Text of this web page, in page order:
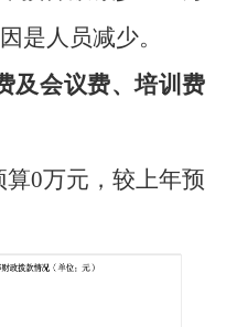
是 人员减少。
及会议费、培训费
算0万元 ，较 上年预